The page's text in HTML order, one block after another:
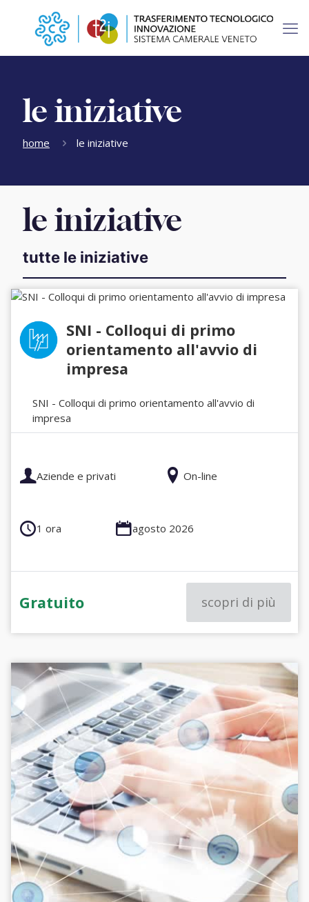
le iniziative
home le iniziative
le iniziative
tutte le iniziative
SNI - Colloqui di primo
orientamento all'avvio di
impresa
SNI - Colloqui di primo orientamento all'avvio di
impresa
Aziende e privati On-line
1 ora agosto 2026
Gratuito scopri di più